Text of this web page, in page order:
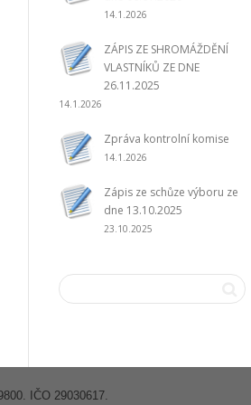
14.1.2026
ZÁPIS ZE SHROMÁŽDĚNÍ
VLASTNÍKŮ ZE DNE
26.11.2025
14.1.2026
Zpráva kontrolní komise
14.1.2026
Zápis ze schůze výboru ze
dne 13.10.2025
23.10.2025
IČO 29030617.